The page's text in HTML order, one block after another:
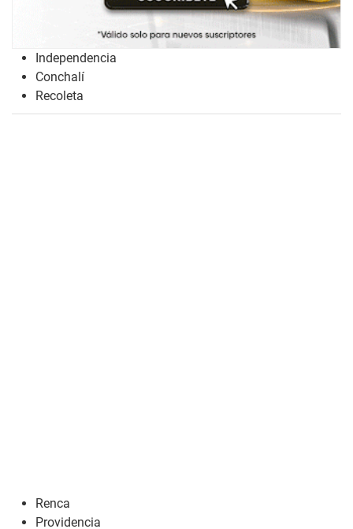
Independencia
Conchalí
Recoleta
Renca
Providencia